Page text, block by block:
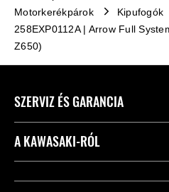
Motorkerékpárok
Kipufogók
258EXP0112A | Arrow Full
Z650)
SZERVIZ ÉS GARANCIA
Kapcsolat
A KAWASAKI-RÓL
Vállalatunk